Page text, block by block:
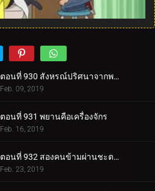
ตอนที่ 930 สังหรณ์ปริศนาจากพระพุทธรูป
Feb. 09, 2019
ตอนที่ 931 พยานคือเครื่องจักร
Feb. 16, 2019
ตอนที่ 932 สองคนข้ามผ่านชะตากรรม
Feb. 23, 2019